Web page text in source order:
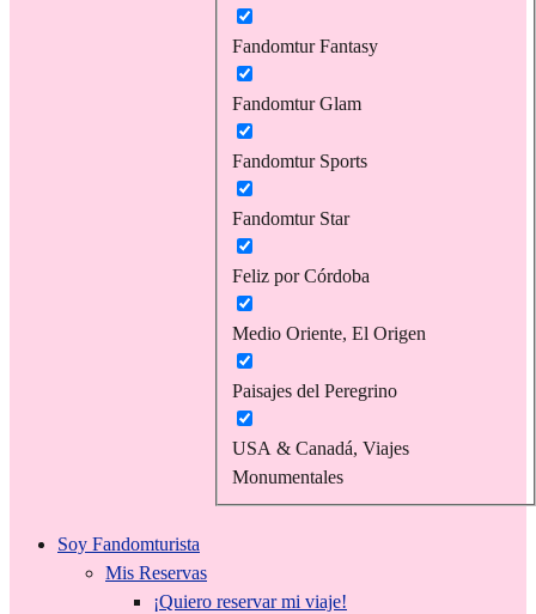
Fandomtur Fantasy
Fandomtur Glam
Fandomtur Sports
Fandomtur Star
Feliz por Córdoba
Medio Oriente, El Origen
Paisajes del Peregrino
USA & Canadá, Viajes
Monumentales
Soy Fandomturista
Mis Reservas
¡Quiero reservar mi viaje!